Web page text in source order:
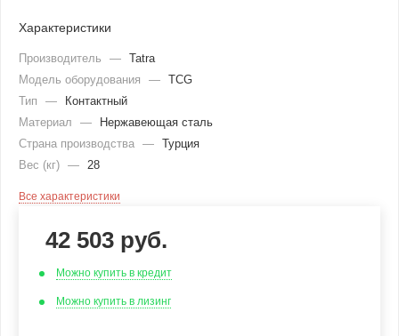
Характеристики
Производитель — Tatra
Модель оборудования
— TCG
Тип
—
Контактный
Материал
—
Нержавеющая сталь
Страна производства — Турция
Вес (кг) — 28
Все характеристики
42 503 руб.
Можно купить в кредит
Можно купить в лизинг